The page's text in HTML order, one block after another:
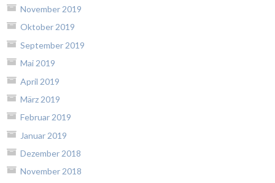
November 2019
Oktober 2019
September 2019
Mai 2019
April 2019
März 2019
Februar 2019
Januar 2019
Dezember 2018
November 2018